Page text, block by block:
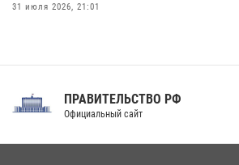
31 июля 2026, 21:01
Праздник «Один день с Росгвардией» к 105-
ПРАВИТЕЛЬСТВО РФ
Официальный сайт